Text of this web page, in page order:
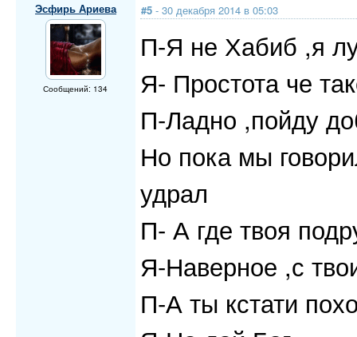
Эсфирь Ариева
Сообщений: 134
#5 - 30 декабря 2014 в 05:03
П-Я не Хабиб ,я
Я- Простота че
П-Ладно ,пойду
Но пока мы
удрал
П- А где твоя
Я-Наверное ,с
П-А ты кстати